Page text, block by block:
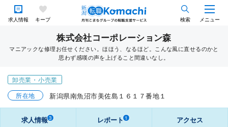
求人情報 キープ 検索 メニュー
株式会社コーポレーション森
マニアックな修理お任せください。ほほう、なるほど。こんな風に直せるのかと
思わず感嘆の声を上げること間違いなし。
卸売業・小売業
所在地
新潟県南魚沼市美佐島１６１７番地１
求人情報3 レポート1 アクセス